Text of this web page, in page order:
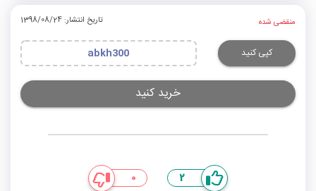
منقضی شده تاریخ انتشار: 1398/08/24
کپی کنید abkh300
خرید کنید
2
0